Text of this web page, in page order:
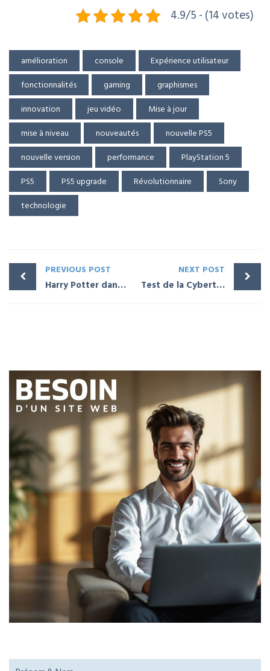
4.9/5 - (14 votes)
amélioration console
Expérience utilisateur
fonctionnalités
gaming
graphismes
innovation
jeu vidéo
Mise à jour
mise à niveau
nouveautés
nouvelle PS5
nouvelle version
performance
PlayStation 5
PS5
PS5 upgrade Révolutionnaire
Sony
technologie
PREVIOUS POST
Harry Potter dans le futur [ IA ]
NEXT POST
Test de la Cybertruck de Tesla